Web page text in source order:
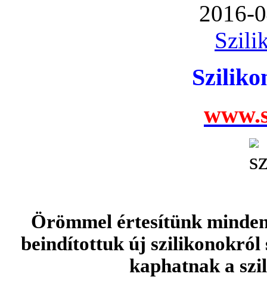
2016-
Örömmel értesítünk
beindítottuk új szilikonokról
kaphatnak a